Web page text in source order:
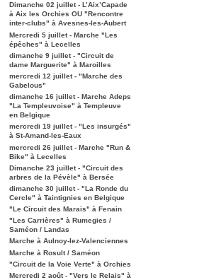
Dimanche 02 juillet - L’Aix’Capade
à Aix les Orchies OU "Rencontre
inter-clubs" à Avesnes-les-Aubert
Mercredi 5 juillet - Marche "Les
épêches" à Lecelles
dimanche 9 juillet - "Circuit de
dame Marguerite" à Maroilles
mercredi 12 juillet - "Marche des
Gabelous"
dimanche 16 juillet - Marche Adeps
"La Templeuvoise" à Templeuve
en Belgique
mercredi 19 juillet - "Les insurgés"
à St-Amand-les-Eaux
mercredi 26 juillet - Marche "Run &
Bike" à Lecelles
Dimanche 23 juillet - "Circuit des
arbres de la Pévèle" à Bersée
dimanche 30 juillet - "La Ronde du
Cercle" à Taintignies en Belgique
"Le Circuit des Marais" à Fenain
"Les Carrières" à Rumegies /
Saméon / Landas
Marche à Aulnoy-lez-Valenciennes
Marche à Rosult / Saméon
"Circuit de la Voie Verte" à Orchies
Mercredi 2 août - "Vers le Relais" à